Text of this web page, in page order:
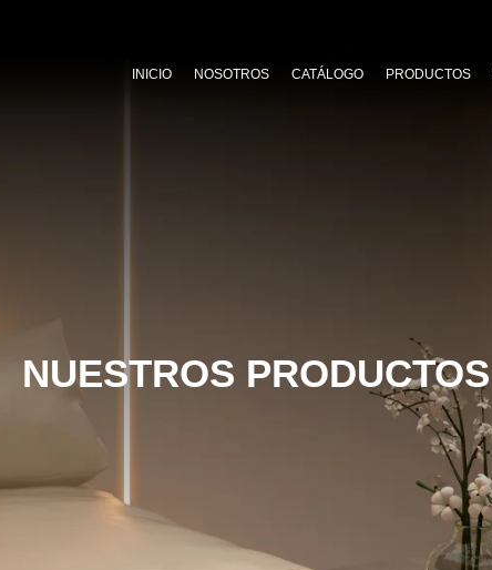
INICIO
NOSOTROS CATÁLOGO PRODUCTOS
NUESTROS PRODUCTOS